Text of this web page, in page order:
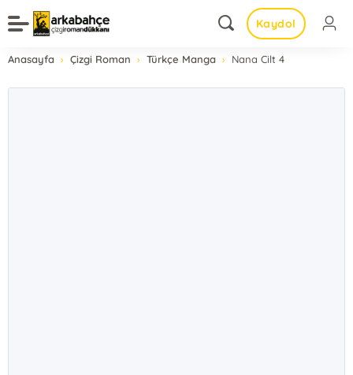
Kaydol
Anasayfa Çizgi Roman Türkçe Manga Nana Cilt 4